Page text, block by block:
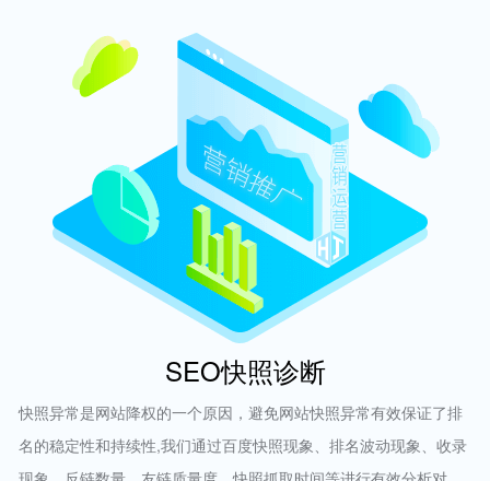
SEO快照诊断
快照异常是网站降权的一个原因，避免网站快照异常有效保证了排
名的稳定性和持续性,我们通过百度快照现象、排名波动现象、收录